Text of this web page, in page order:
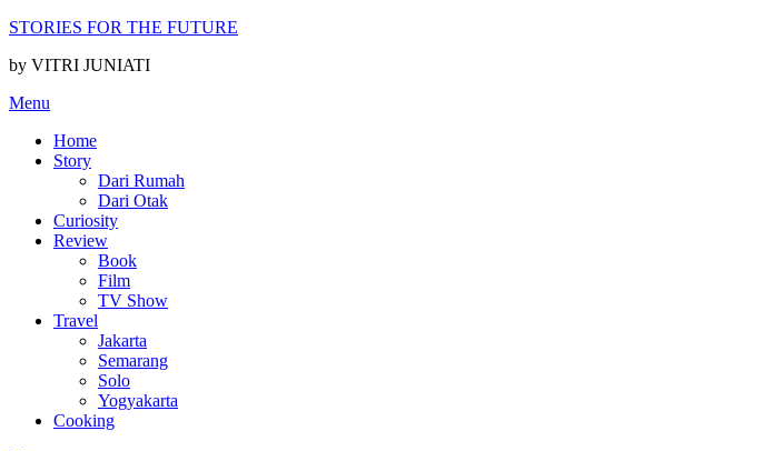
Skip
content
STORIES FOR THE FUTURE
by VITRI JUNIATI
Menu
Home
Story
Dari Rumah
Dari Otak
Curiosity
Review
Book
Film
TV Show
Travel
Jakarta
Semarang
Solo
Yogyakarta
Cooking